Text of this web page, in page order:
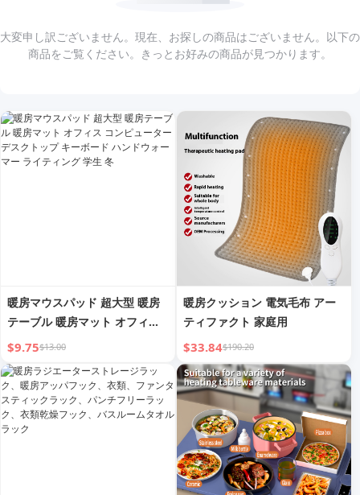
大変申し訳ございません。現在、お探しの商品はございません。以下の
商品をご覧ください。きっとお好みの商品が見つかります。
暖房マウスパッド 超大型 暖房
テーブル 暖房マット オフィス
コンピューター デスクトップ
キーボード ハンドウォーマー
ライティング 学生 冬
$9.75$13.00
暖房クッション 電気毛布 アー
ティファクト 家庭用
$33.84$190.20